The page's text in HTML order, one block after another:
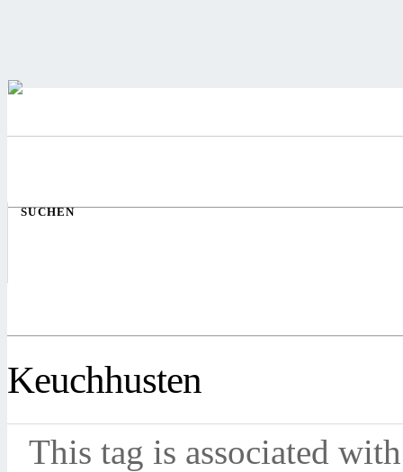
SUCHEN
Keuchhusten
This tag is associated